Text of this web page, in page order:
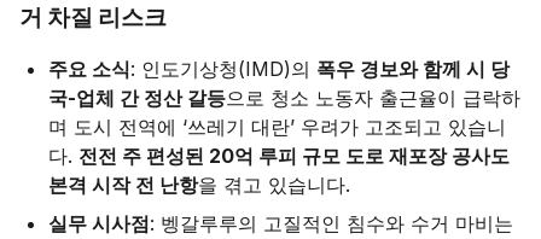
거 차질 리스크
주요 소식: 인도기상청(IMD)의 폭우 경보와 함께 시 당
국-업체 간 정산 갈등으로 청소 노동자 출근율이 급락하
며 도시 전역에 ‘쓰레기 대란’ 우려가 고조되고 있습니
다. 전전 주 편성된 20억 루피 규모 도로 재포장 공사도
본격 시작 전 난항을 겪고 있습니다.
실무 시사점: 벵갈루루의 고질적인 침수와 수거 마비는